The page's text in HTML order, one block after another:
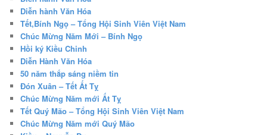
Diễn hành Văn Hóa
Tết,Bính Ngọ – Tổng Hội Sinh Viên Việt Nam
Chúc Mừng Năm Mới – Bính Ngọ
Hồi ký Kiều Chinh
Diễn Hành Văn Hóa
50 năm thắp sáng niềm tin
Đón Xuân – Tết Ất Tỵ
Chúc Mừng Năm mới Ất Tỵ
Tết Quý Mão – Tổng Hội Sinh Viên Việt Nam
Chúc Mừng Năm mới Quý Mão